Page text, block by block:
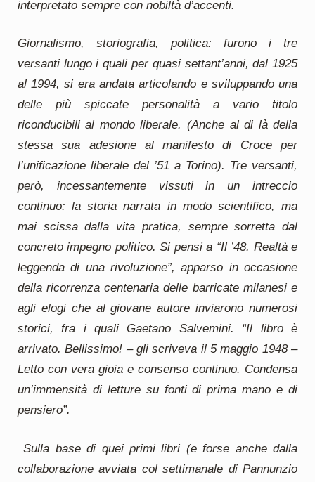
interpretato sempre con nobiltà d’accenti.
Giornalismo, storiografia, politica: furono i tre
versanti lungo i quali per quasi settant’anni, dal 1925
al 1994, si era andata articolando e sviluppando una
delle più spiccate personalità a vario titolo
riconducibili al mondo liberale. (Anche al di là della
stessa sua adesione al manifesto di Croce per
l’unificazione liberale del ’51 a Torino). Tre versanti,
però, incessantemente vissuti in un intreccio
continuo: la storia narrata in modo scientifico, ma
mai scissa dalla vita pratica, sempre sorretta dal
concreto impegno politico. Si pensi a “Il ’48. Realtà e
leggenda di una rivoluzione”, apparso in occasione
della ricorrenza centenaria delle barricate milanesi e
agli elogi che al giovane autore inviarono numerosi
storici, fra i quali Gaetano Salvemini. “Il libro è
arrivato. Bellissimo! – gli scriveva il 5 maggio 1948 –
Letto con vera gioia e consenso continuo. Condensa
un’immensità di letture su fonti di prima mano e di
pensiero”.
Sulla base di quei primi libri (e forse anche dalla
collaborazione avviata col settimanale di Pannunzio